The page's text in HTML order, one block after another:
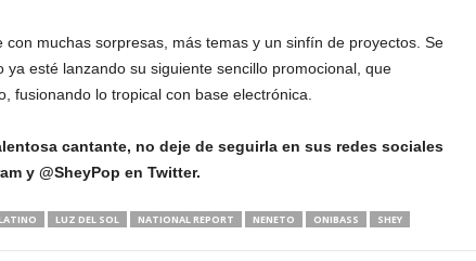
con muchas sorpresas, más temas y un sinfín de proyectos. Se
esté lanzando su siguiente sencillo promocional, que
fusionando lo tropical con base electrónica.
cantante, no deje de seguirla en sus redes sociales
y @SheyPop en Twitter.
LUZ DEL SOL NATIONAL REPORT NENETO ONIBASS SHEY